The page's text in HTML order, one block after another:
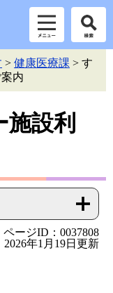
> 健康医療課 > す
内
設利
ページID：0037808
2026年1月19日更新